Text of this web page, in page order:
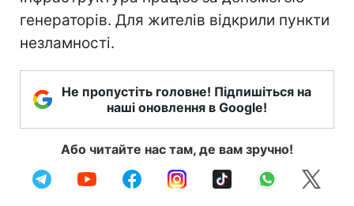
генераторів. Для жителів відкрили пункти
незламності.
Не пропустіть головне! Підпишіться на
наші оновлення в Google!
Або читайте нас там, де вам зручно!